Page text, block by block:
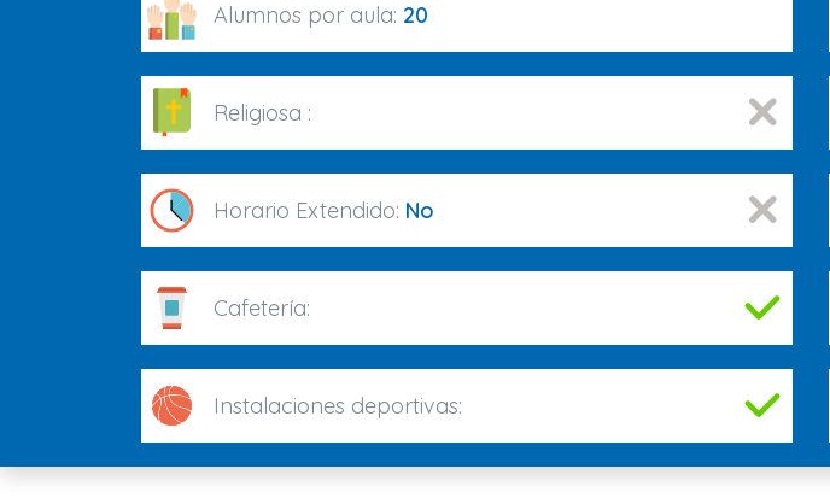
Alumnos por aula: 20
Religiosa :
Horario Extendido: No
Cafetería:
Instalaciones deportivas: